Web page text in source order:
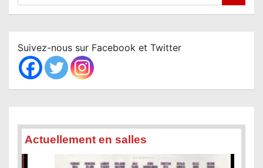
a
c
h
Suivez-nous sur Facebook et Twitter
Actuellement en salles